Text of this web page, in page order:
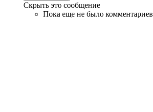
Скрыть это сообщение
Пока еще не было комментариев